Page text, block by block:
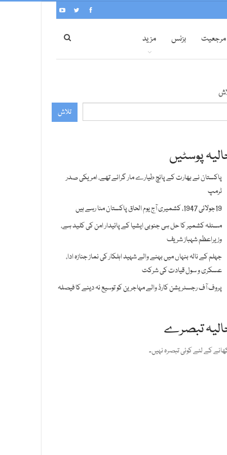
مرجعیت بزنس مزید
تلاش
پوسٹیں
پاکستان نے بھارت کے پانچ طیارے مار گرائے تھے، امریکی صدر
ٹرمپ
19جولائی 1947، کشمیری آج یوم الحاق پاکستان منا رہے ہیں
مسئلہ کشمیر کا حل ہی جنوبی ایشیا کے پائیدار امن کی کلید ہے،
وزیراعظم شہباز شریف
جہلم کے نالہ بنہاں میں بہنے والے شہید اہلکار کی نماز جنازہ ادا،
عسکری و سول قیادت کی شرکت
پروف آف رجسٹریشن کارڈ والے مہاجرین کو توسیع نہ دینے کا فیصلہ
تبصرے
کے لئے کوئی تبصرہ نہیں۔